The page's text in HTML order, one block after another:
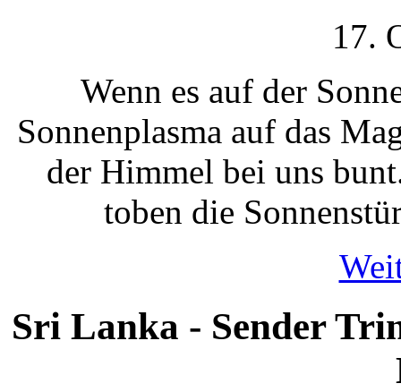
17.
Wenn es auf der
Sonnenplasma auf das
der Himmel bei uns
toben die
Sri Lanka - Sender